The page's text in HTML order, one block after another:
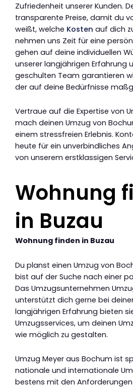
Zufriedenheit unserer Kunden.
transparente Preise, damit du
weißt, welche Kosten auf dich
nehmen uns Zeit für eine
gehen auf deine individuellen
unserer langjährigen Erfahrung
geschulten Team garantieren
der auf deine Bedürfnisse
Vertraue auf die Expertise von
mach deinen Umzug von
einem stressfreien Erlebnis.
heute für ein unverbindliches
von unserem erstklassigen
Wohnung
in Buzau
Wohnung finden in Buzau
Du planst einen Umzug von
bist auf der Suche nach einer
Das Umzugsunternehmen
unterstützt dich gerne bei
langjährigen Erfahrung bieten
Umzugsservices, um deinen
wie möglich zu gestalten.
Umzug Meyer aus Bochum ist
nationale und internationale
bestens mit den